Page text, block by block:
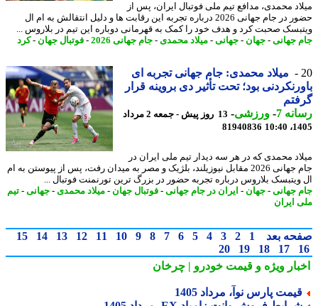
محمدی، مدافع تیم ملی فوتبال ایران، پس از
حضور در جام جهانی 2026 درباره تجربه این رقابت ها و دلیل انتقالش به ام ال
صحبت کرد و هدف خود را کمک به قهرمانی دوباره این تیم در بلاروس ...
جهانی-جهان-جهانی-میلاد محمدی-جام جهانی 2026 -فوتبال جهان-کرد
میلاد محمدی: جام جهانی تجربه ای
بود؛ تحت تأثیر دی بروینه قرار
7
-ورزشی-
13 روز پیش - جمعه 2 مرداد
81940836
محمدی که در هر سه دیدار تیم ملی ایران در
جام جهانی 2026 مقابل نیوزیلند، بلژیک و مصر به میدان رفت، پس از پیوستن به ام
بلاروس درباره تجربه حضور در بزرگ ترین تورنمنت فوتبال ...
جهانی-جهان-ایران در جام جهانی-فوتبال جهان-میلاد محمدی-جهانی-تیم
ایران
بعد 1
2
3
4
5
6
7
8
9
10
11
12
13
14
15
17
18
19
20
ویژهو قیمت خودرو | چرخان
پارس نوآ، مرداد 1405